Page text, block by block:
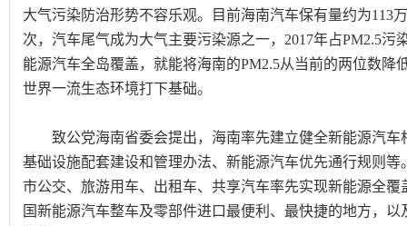
大气污染防治形势不容乐观。目前海南汽车保有量约为113
次，汽车尾气成为大气主要污染源之一，2017年占PM2.5污
能源汽车全岛覆盖，就能将海南的PM2.5从当前的两位数降
世界一流生态环境打下基础。
致公党海南省委会提出，海南率先建立健全新能源汽车
基础设施配套建设和管理办法、新能源汽车优先通行规则
市公交、旅游用车、出租车、共享汽车率先实现新能源全
国新能源汽车整车及零部件进口最便利、最快捷的地方，